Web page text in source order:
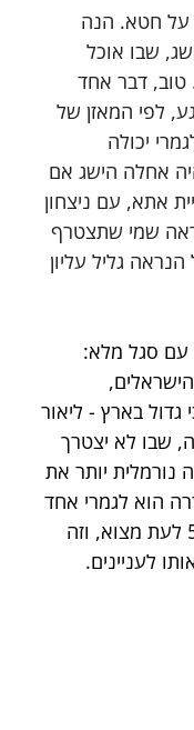
על חטא. הנה
שבו אוכל
טוב, דבר אחד
לפי המאזן של
יכולה
אחלה הישג אם
אתא, עם ניצחון
שמי שתצטרף
גליל עליון
עם סגל מלא:
בארץ - ליאור
שבו לא יצטרך
נורמלית יותר את
הוא לגמרי אחד
שנותן פתרונות לעמדות 3, 4 וגם 5 לעת מצוא, וזה
לעניינים.